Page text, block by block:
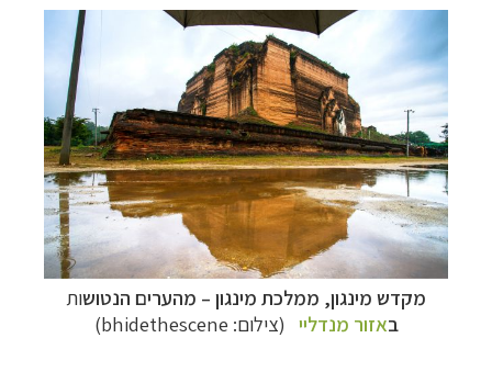
מקדש מינגון, ממלכת מינגון – מהערים הנטושות
באזור מנדליי (צילום: bhidethescene)